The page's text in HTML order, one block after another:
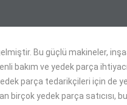
Bu güçlü makineler,
bakım ve yedek parça ihtiyacı
parça tedarikçileri için de
birçok yedek parça satıcısı,